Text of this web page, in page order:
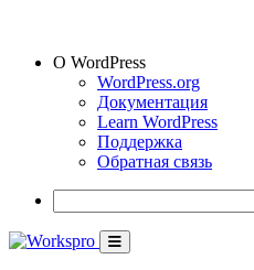
О WordPress
WordPress.org
Документация
Learn WordPress
Поддержка
Обратная связь